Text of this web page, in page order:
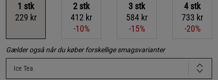
1 stk
229 kr
2 stk
412 kr
-10%
3 stk
584 kr
-15%
4 stk
733 kr
-20%
Gælder også når du køber forskellige smagsvarianter
Ice Tea